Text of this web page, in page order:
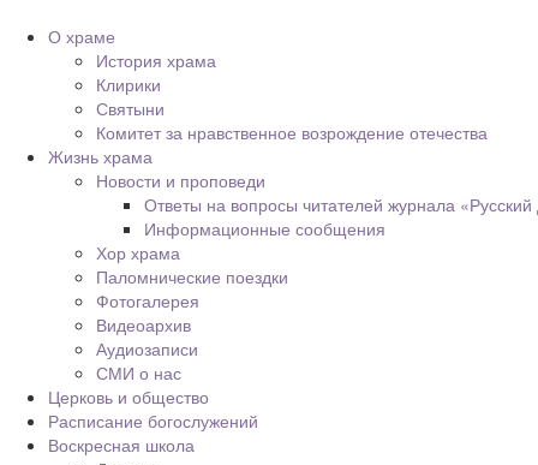
О храме
История храма
Клирики
Святыни
Комитет за нравственное возрождение отечества
Жизнь храма
Новости и проповеди
Ответы на вопросы читателей журнала
Информационные сообщения
Хор храма
Паломнические поездки
Фотогалерея
Видеоархив
Аудиозаписи
СМИ о нас
Церковь и общество
Расписание богослужений
Воскресная школа